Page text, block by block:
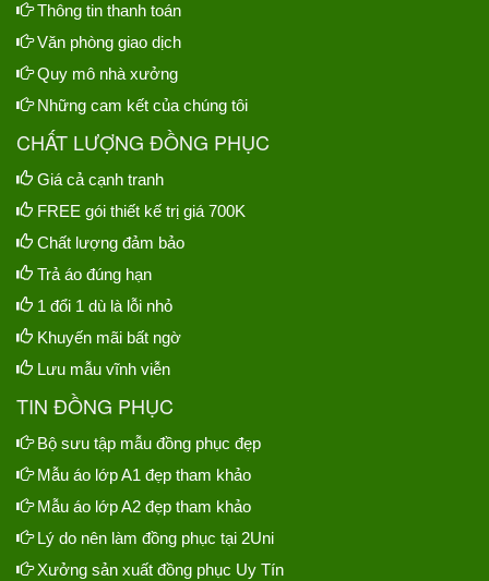
Thông tin thanh toán
Văn phòng giao dịch
Quy mô nhà xưởng
Những cam kết của chúng tôi
CHẤT LƯỢNG ĐỒNG PHỤC
Giá cả cạnh tranh
FREE gói thiết kế trị giá 700K
Chất lượng đảm bảo
Trả áo đúng hạn
1 đổi 1 dù là lỗi nhỏ
Khuyến mãi bất ngờ
Lưu mẫu vĩnh viễn
TIN ĐỒNG PHỤC
Bộ sưu tập mẫu đồng phục đẹp
Mẫu áo lớp A1 đẹp tham khảo
Mẫu áo lớp A2 đẹp tham khảo
Lý do nên làm đồng phục tại 2Uni
Xưởng sản xuất đồng phục Uy Tín